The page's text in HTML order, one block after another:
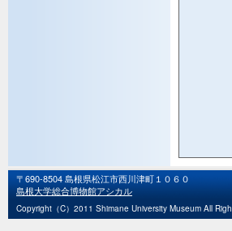
〒690-8504 島根県松江市西川津町１０６０
島根大学総合博物館アシカル
Copyright（C）2011 Shimane University Museum All